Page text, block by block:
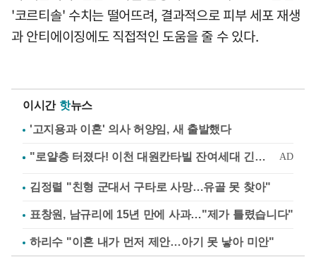
'코르티솔' 수치는 떨어뜨려, 결과적으로 피부 세포 재생
과 안티에이징에도 직접적인 도움을 줄 수 있다.
이시간 핫뉴스
'고지용과 이혼' 의사 허양임, 새 출발했다
김정렬 "친형 군대서 구타로 사망…유골 못 찾아"
표창원, 남규리에 15년 만에 사과…"제가 틀렸습니다"
하리수 "이혼 내가 먼저 제안…아기 못 낳아 미안"